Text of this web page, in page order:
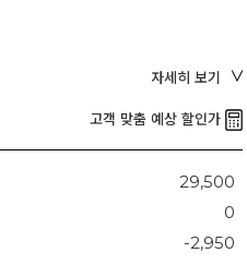
자세히 보기
고객 맞춤 예상 할인가
29,500
0
-2,950